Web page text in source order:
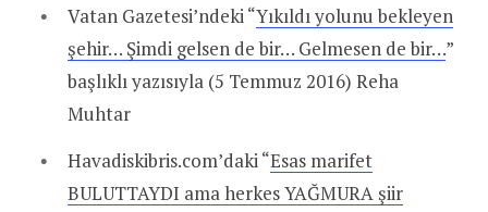
Vatan Gazetesi’ndeki “Yıkıldı yolunu bekleyen
şehir… Şimdi gelsen de bir… Gelmesen de bir…”
başlıklı yazısıyla (5 Temmuz 2016) Reha
Muhtar
Havadiskibris.com’daki “Esas marifet
BULUTTAYDI ama herkes YAĞMURA şiir